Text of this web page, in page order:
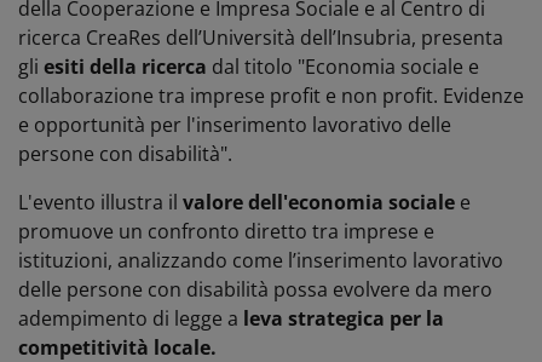
della Cooperazione e Impresa Sociale e al Centro di
ricerca CreaRes dell’Università dell’Insubria, presenta
gli esiti della ricerca dal titolo "Economia sociale e
collaborazione tra imprese profit e non profit. Evidenze
e opportunità per l'inserimento lavorativo delle
persone con disabilità".
L'evento illustra il valore dell'economia sociale e
promuove un confronto diretto tra imprese e
istituzioni, analizzando come l’inserimento lavorativo
delle persone con disabilità possa evolvere da mero
adempimento di legge a leva strategica per la
competitività locale.